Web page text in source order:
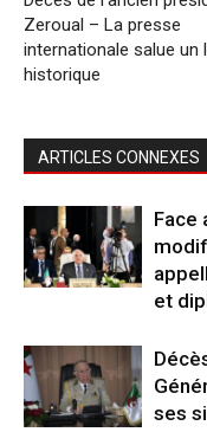
Zeroual – La presse
internationale salue un
historique
ARTICLES CONNEXES
Face
et
ses